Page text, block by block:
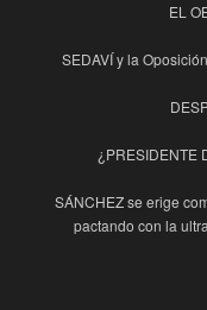
EL
SEDAVÍ y la
¿PRESIDENTE
SÁNCHEZ se erige
pactando con la